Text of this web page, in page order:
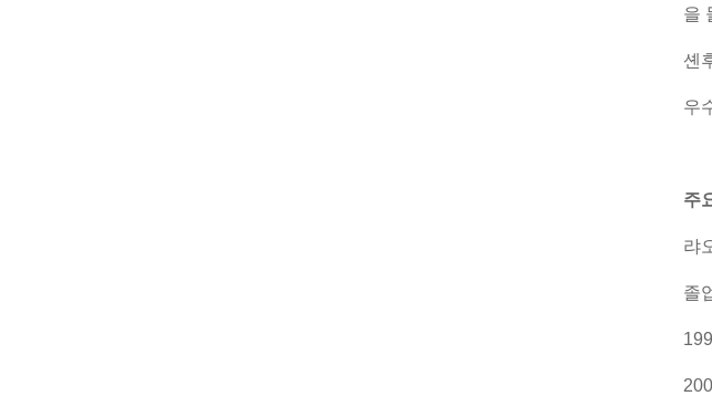
을
셴
우
주
랴
졸